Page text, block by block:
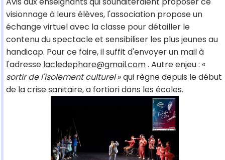
visionnage à leurs élèves, l'association propose un
échange virtuel avec la classe pour détailler le
contenu du spectacle et sensibiliser les plus jeunes au
handicap. Pour ce faire, il suffit d'envoyer un mail à
l'adresse lacledephare@gmail.com. Autre enjeu : «
sortir de l'isolement culturel» qui règne depuis le début
de la crise sanitaire, a fortiori dans les écoles.